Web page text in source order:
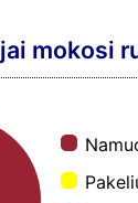
mokosi